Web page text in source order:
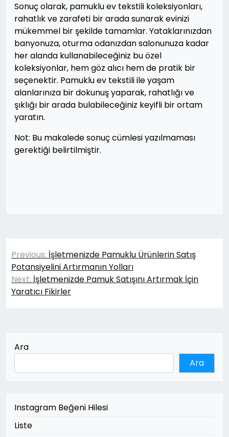
Sonuç olarak, pamuklu ev tekstili koleksiyonları,
rahatlık ve zarafeti bir arada sunarak evinizi
mükemmel bir şekilde tamamlar. Yataklarınızdan
banyonuza, oturma odanızdan salonunuza kadar
her alanda kullanabileceğiniz bu özel
koleksiyonlar, hem göz alıcı hem de pratik bir
seçenektir. Pamuklu ev tekstili ile yaşam
alanlarınıza bir dokunuş yaparak, rahatlığı ve
şıklığı bir arada bulabileceğiniz keyifli bir ortam
yaratın.
Not: Bu makalede sonuç cümlesi yazılmaması
gerektiği belirtilmiştir.
Yazı
gezinmesi
Previous: İşletmenizde Pamuklu Ürünlerin Satış
Potansiyelini Artırmanın Yolları
Next: İşletmenizde Pamuk Satışını Artırmak İçin
Yaratıcı Fikirler
Ara
Ara
Instagram Beğeni Hilesi
Liste